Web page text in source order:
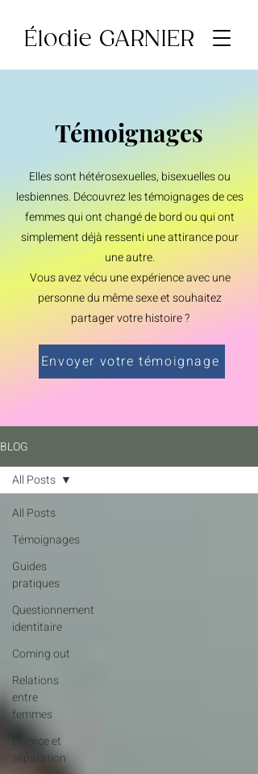
Élodie GARNIER
Témoignages
Elles sont hétérosexuelles, bisexuelles ou
lesbiennes. Découvrez les témoignages de ces
femmes qui ont changé de bord ou qui ont
simplement déjà ressenti une attirance pour
une autre.
Vous avez vécu une expérience avec une
personne du même sexe et souhaitez
partager votre histoire ?
Envoyer votre témoignage
BLOG
All Posts
Témoignages
Guides
pratiques
Questionnement
identitaire
Coming out
Relations
entre
femmes
Divorce et
séparation
All Posts